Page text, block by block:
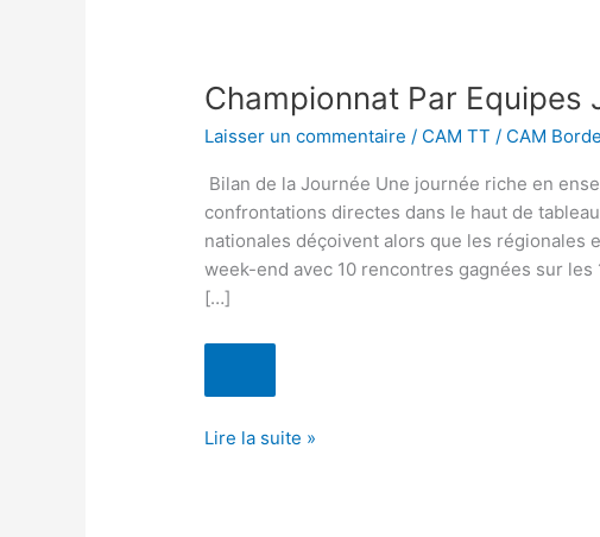
Championnat Par Equipes
Laisser un commentaire / CAM TT / CAM
Bilan de la Journée Une journée riche en
confrontations directes dans le haut de
nationales déçoivent alors que les régionales
week-end avec 10 rencontres gagnées sur
[…]
Equipes
6
Lire la suite »